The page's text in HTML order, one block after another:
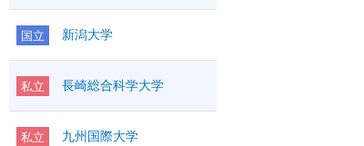
国立 新潟大学
私立 長崎総合科学大学
私立 九州国際大学